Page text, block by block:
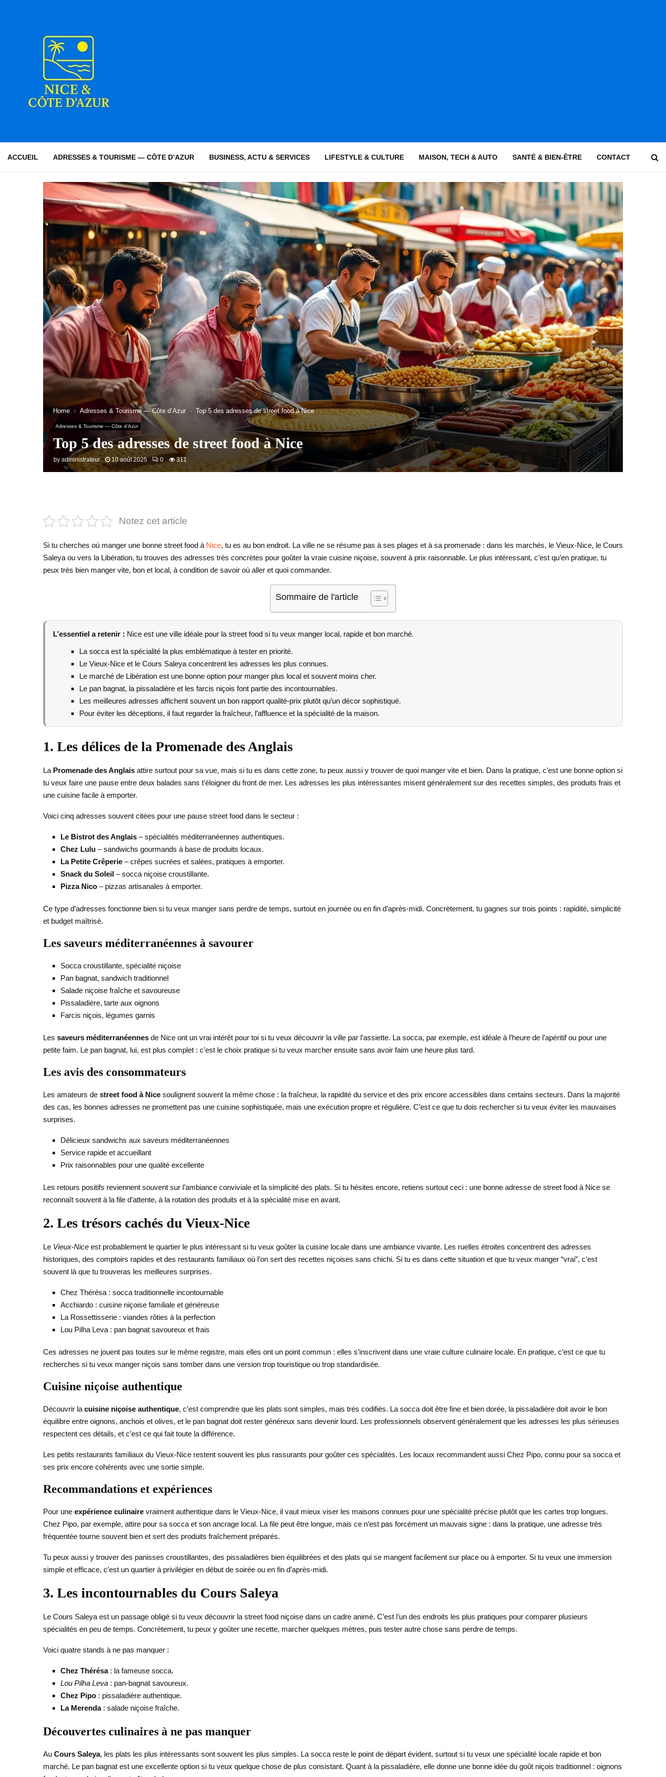
ACCUEIL ADRESSES & TOURISME — CÔTE D’AZUR BUSINESS, ACTU & SERVICES LIFESTYLE & CULTURE MAISON, TECH & AUTO SANTÉ & BIEN-ÊTRE CONTACT
Home Adresses & Tourisme — Côte d’Azur Top 5 des adresses de street food à Nice
Adresses & Tourisme — Côte d’Azur
Top 5 des adresses de street food à Nice
by administrateur 10 août 2025 0 311
Notez cet article
Si tu cherches où manger une bonne street food à Nice, tu es au bon endroit. La ville ne se résume pas à ses plages et à sa promenade : dans les marchés, le Vieux-Nice, le Cours
Saleya ou vers la Libération, tu trouves des adresses très concrètes pour goûter la vraie cuisine niçoise, souvent à prix raisonnable. Le plus intéressant, c’est qu’en pratique, tu
peux très bien manger vite, bon et local, à condition de savoir où aller et quoi commander.
Sommaire de l'article
L’essentiel a retenir : Nice est une ville idéale pour la street food si tu veux manger local, rapide et bon marché.
La socca est la spécialité la plus emblématique à tester en priorité.
Le Vieux-Nice et le Cours Saleya concentrent les adresses les plus connues.
Le marché de Libération est une bonne option pour manger plus local et souvent moins cher.
Le pan bagnat, la pissaladière et les farcis niçois font partie des incontournables.
Les meilleures adresses affichent souvent un bon rapport qualité-prix plutôt qu’un décor sophistiqué.
Pour éviter les déceptions, il faut regarder la fraîcheur, l’affluence et la spécialité de la maison.
1. Les délices de la Promenade des Anglais
La Promenade des Anglais attire surtout pour sa vue, mais si tu es dans cette zone, tu peux aussi y trouver de quoi manger vite et bien. Dans la pratique, c’est une bonne option si
tu veux faire une pause entre deux balades sans t’éloigner du front de mer. Les adresses les plus intéressantes misent généralement sur des recettes simples, des produits frais et
une cuisine facile à emporter.
Voici cinq adresses souvent citées pour une pause street food dans le secteur :
Le Bistrot des Anglais – spécialités méditerranéennes authentiques.
Chez Lulu – sandwichs gourmands à base de produits locaux.
La Petite Crêperie – crêpes sucrées et salées, pratiques à emporter.
Snack du Soleil – socca niçoise croustillante.
Pizza Nico – pizzas artisanales à emporter.
Ce type d’adresses fonctionne bien si tu veux manger sans perdre de temps, surtout en journée ou en fin d’après-midi. Concrètement, tu gagnes sur trois points : rapidité, simplicité
et budget maîtrisé.
Les saveurs méditerranéennes à savourer
Socca croustillante, spécialité niçoise
Pan bagnat, sandwich traditionnel
Salade niçoise fraîche et savoureuse
Pissaladière, tarte aux oignons
Farcis niçois, légumes garnis
Les saveurs méditerranéennes de Nice ont un vrai intérêt pour toi si tu veux découvrir la ville par l’assiette. La socca, par exemple, est idéale à l’heure de l’apéritif ou pour une
petite faim. Le pan bagnat, lui, est plus complet : c’est le choix pratique si tu veux marcher ensuite sans avoir faim une heure plus tard.
Les avis des consommateurs
Les amateurs de street food à Nice soulignent souvent la même chose : la fraîcheur, la rapidité du service et des prix encore accessibles dans certains secteurs. Dans la majorité
des cas, les bonnes adresses ne promettent pas une cuisine sophistiquée, mais une exécution propre et régulière. C’est ce que tu dois rechercher si tu veux éviter les mauvaises
surprises.
Délicieux sandwichs aux saveurs méditerranéennes
Service rapide et accueillant
Prix raisonnables pour une qualité excellente
Les retours positifs reviennent souvent sur l’ambiance conviviale et la simplicité des plats. Si tu hésites encore, retiens surtout ceci : une bonne adresse de street food à Nice se
reconnaît souvent à la file d’attente, à la rotation des produits et à la spécialité mise en avant.
2. Les trésors cachés du Vieux-Nice
Le Vieux-Nice est probablement le quartier le plus intéressant si tu veux goûter la cuisine locale dans une ambiance vivante. Les ruelles étroites concentrent des adresses
historiques, des comptoirs rapides et des restaurants familiaux où l’on sert des recettes niçoises sans chichi. Si tu es dans cette situation et que tu veux manger “vrai”, c’est
souvent là que tu trouveras les meilleures surprises.
Chez Thérésa : socca traditionnelle incontournable
Acchiardo : cuisine niçoise familiale et généreuse
La Rossettisserie : viandes rôties à la perfection
Lou Pilha Leva : pan bagnat savoureux et frais
Ces adresses ne jouent pas toutes sur le même registre, mais elles ont un point commun : elles s’inscrivent dans une vraie culture culinaire locale. En pratique, c’est ce que tu
recherches si tu veux manger niçois sans tomber dans une version trop touristique ou trop standardisée.
Cuisine niçoise authentique
Découvrir la cuisine niçoise authentique, c’est comprendre que les plats sont simples, mais très codifiés. La socca doit être fine et bien dorée, la pissaladière doit avoir le bon
équilibre entre oignons, anchois et olives, et le pan bagnat doit rester généreux sans devenir lourd. Les professionnels observent généralement que les adresses les plus sérieuses
respectent ces détails, et c’est ce qui fait toute la différence.
Les petits restaurants familiaux du Vieux-Nice restent souvent les plus rassurants pour goûter ces spécialités. Les locaux recommandent aussi Chez Pipo, connu pour sa socca et
ses prix encore cohérents avec une sortie simple.
Recommandations et expériences
Pour une expérience culinaire vraiment authentique dans le Vieux-Nice, il vaut mieux viser les maisons connues pour une spécialité précise plutôt que les cartes trop longues.
Chez Pipo, par exemple, attire pour sa socca et son ancrage local. La file peut être longue, mais ce n’est pas forcément un mauvais signe : dans la pratique, une adresse très
fréquentée tourne souvent bien et sert des produits fraîchement préparés.
Tu peux aussi y trouver des panisses croustillantes, des pissaladières bien équilibrées et des plats qui se mangent facilement sur place ou à emporter. Si tu veux une immersion
simple et efficace, c’est un quartier à privilégier en début de soirée ou en fin d’après-midi.
3. Les incontournables du Cours Saleya
Le Cours Saleya est un passage obligé si tu veux découvrir la street food niçoise dans un cadre animé. C’est l’un des endroits les plus pratiques pour comparer plusieurs
spécialités en peu de temps. Concrètement, tu peux y goûter une recette, marcher quelques mètres, puis tester autre chose sans perdre de temps.
Voici quatre stands à ne pas manquer :
Chez Thérésa: la fameuse socca.
Lou Pilha Leva : pan-bagnat savoureux.
Chez Pipo : pissaladière authentique.
La Merenda: salade niçoise fraîche.
Découvertes culinaires à ne pas manquer
Au Cours Saleya, les plats les plus intéressants sont souvent les plus simples. La socca reste le point de départ évident, surtout si tu veux une spécialité locale rapide et bon
marché. Le pan bagnat est une excellente option si tu veux quelque chose de plus consistant. Quant à la pissaladière, elle donne une bonne idée du goût niçois traditionnel : oignons